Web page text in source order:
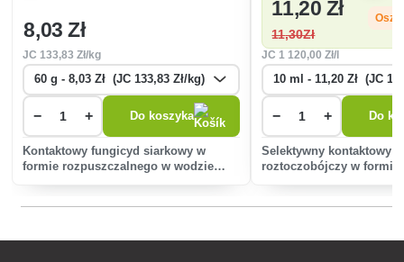
8,03 Zł
JC 133,83 Zł/kg
− + Do koszyka
Kontaktowy fungicyd siarkowy w
formie rozpuszczalnego w wodzie
11,20 Zł
11,30Zł
JC 1 120,00 Zł/l
− + Do
Selektywny kontaktowy
roztoczobójczy w formie
chmiel